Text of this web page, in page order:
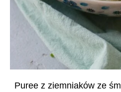
Puree z ziemniaków ze